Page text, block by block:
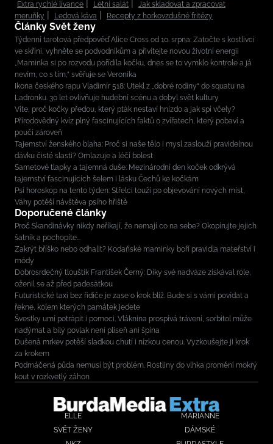
Extra rychlé lívance
Letní salát
Jak skladovat a zpracovat
meruňky
Ledová káva Recepty z horkovzdušné fritézy
Články Svět ženy
Týdenní tarotová předpověď Alice Cross od 10. srpna: Zatočte s kostlivci
ve skříni, vyhněte se podvodníkům a přivítejte novou životní energii
„Maminka si po rozvodu pořídila kočku, dnes se to vymklo kontrole a já
nevím, co s tím,“ svěřuje se Veronika
Ikona českého rapu Vladimír 518: Utekl z „dobré rodiny“ do squatu na
Ladronku. 30 let ovlivňuje hudební scénu a dobyl svět kultury
Víte, proč kočky předou, který pták nestaví hnízdo a jak spí včely?
Přírodovědný kvíz plný fascinujících faktů o zvířatech, který pobaví a
poučí zároveň
Tajemství ženského blaha: Proč si naše tělo i mysl zaslouží pravidelnou
dávku čisté slasti? Omlazuje a léčí bolest
Sametové tlapky a tajemná duše: Mezinárodní den koček odkrývá
tajemství fascinujících šelem i lásku Čechů ke kočkám
Psí horoskop na tento týden: Střelci touží po objevování nových míst,
Váhy potěší návštěva psího hřiště
Doporučené články
Proč Skandinávky nikdy neříkají, že nemají co na sebe? Okopírujte jejich
šatník a pochopíte...
Zakrýt bříško nebo odhalit? Kodaňské maminky boří pravidla mateřství i
módy
Dobrosrdečný tlouštík František Černý: Díky své nadváze získával role,
oženil se až před padesátkou
Futuristické taxi bez řidiče je zase o krok blíž. Bude si s vámi povídat a
řekne, kolem kterých památek jedete
Švestky umí potrápit i pomoci. Vláknina prospívá trávení, sorbitol může
nadýmat a bílý povlak není plíseň ani špína
Dušená mrkev potěší sladkou chutí i nízkou cenou. Vyzkoušejte ji krok
za krokem
Podmáčená půda nemusí být problém. Rostliny do vlhka promění mokrý
kout v rozkvetlý záhon
ELLE
MARIANNE
SVĚT ŽENY
DÁMSKÉ